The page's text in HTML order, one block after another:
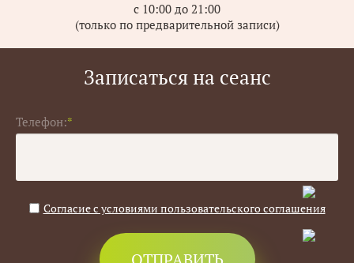
с 10:00 до 21:00
(только по предварительной записи)
Записаться на сеанс
Телефон:*
Согласие с условиями пользовательского соглашения